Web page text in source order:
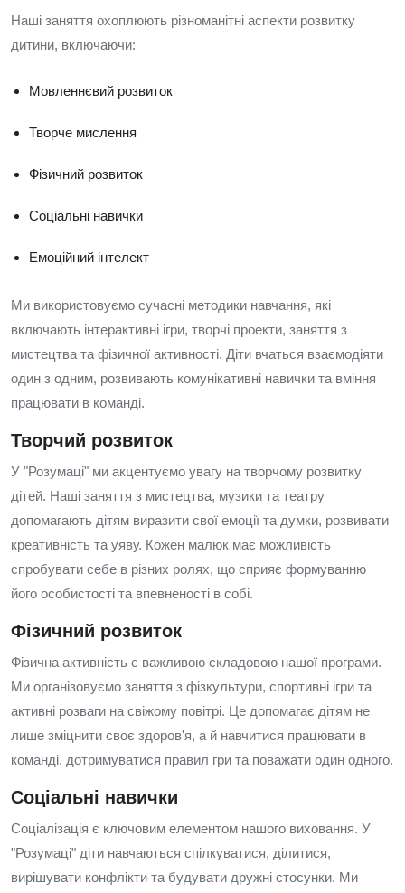
Наші заняття охоплюють різноманітні аспекти розвитку
дитини, включаючи:
Мовленнєвий розвиток
Творче мислення
Фізичний розвиток
Соціальні навички
Емоційний інтелект
Ми використовуємо сучасні методики навчання, які
включають інтерактивні ігри, творчі проекти, заняття з
мистецтва та фізичної активності. Діти вчаться взаємодіяти
один з одним, розвивають комунікативні навички та вміння
працювати в команді.
Творчий розвиток
У "Розумаці" ми акцентуємо увагу на творчому розвитку
дітей. Наші заняття з мистецтва, музики та театру
допомагають дітям виразити свої емоції та думки, розвивати
креативність та уяву. Кожен малюк має можливість
спробувати себе в різних ролях, що сприяє формуванню
його особистості та впевненості в собі.
Фізичний розвиток
Фізична активність є важливою складовою нашої програми.
Ми організовуємо заняття з фізкультури, спортивні ігри та
активні розваги на свіжому повітрі. Це допомагає дітям не
лише зміцнити своє здоров'я, а й навчитися працювати в
команді, дотримуватися правил гри та поважати один одного.
Соціальні навички
Соціалізація є ключовим елементом нашого виховання. У
"Розумаці" діти навчаються спілкуватися, ділитися,
вирішувати конфлікти та будувати дружні стосунки. Ми